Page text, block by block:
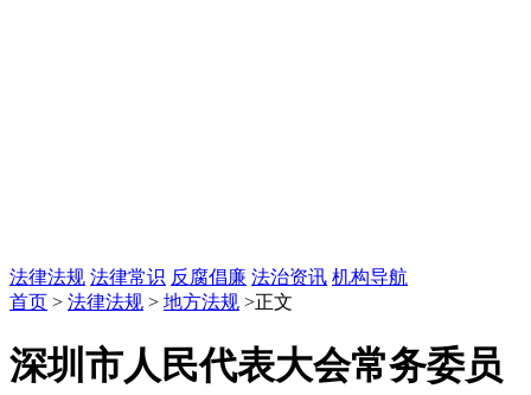
法律法规 法律常识 反腐倡廉 法治资讯 机构导航
首页 > 法律法规 > 地方法规 >正文
深圳市人民代表大会常务委员